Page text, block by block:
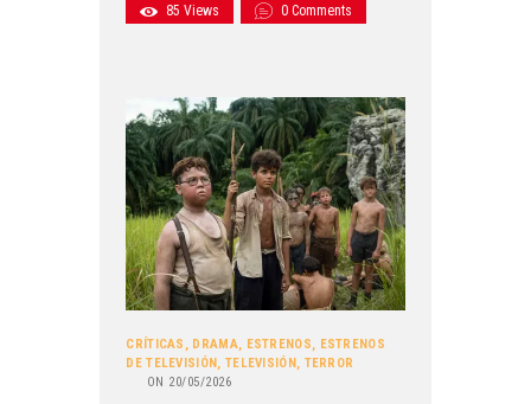
85 Views 0 Comments
CRÍTICAS , DRAMA, ESTRENOS, ESTRENOS
DE TELEVISIÓN, TELEVISIÓN, TERROR
ON 20/05/2026